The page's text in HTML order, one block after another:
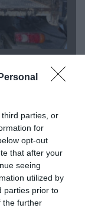
parties, or
for
opt-out
that after your
seeing
utilized by
parties prior to
the further
στην